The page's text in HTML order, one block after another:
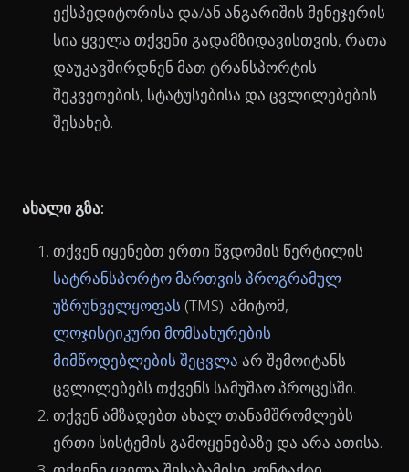
ექსპედიტორისა და/ან ანგარიშის მენეჯერის
სია ყველა თქვენი გადამზიდავისთვის, რათა
დაუკავშირდნენ მათ ტრანსპორტის
შეკვეთების, სტატუსებისა და ცვლილებების
შესახებ.
ახალი გზა:
თქვენ იყენებთ ერთი წვდომის წერტილის
სატრანსპორტო მართვის პროგრამულ
უზრუნველყოფას (TMS). ამიტომ,
ლოჯისტიკური მომსახურების
მიმწოდებლების შეცვლა არ შემოიტანს
ცვლილებებს თქვენს სამუშაო პროცესში.
თქვენ ამზადებთ ახალ თანამშრომლებს
ერთი სისტემის გამოყენებაზე და არა ათისა.